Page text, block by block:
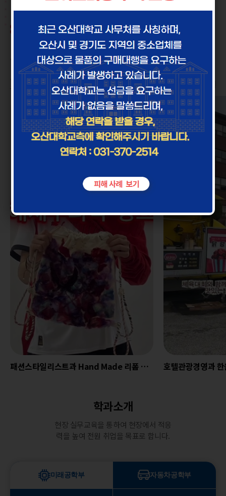
오산대학교Shorts
오산대학교의 재미있고 다양한
콘텐츠를 함께 즐겨보세요!
패션스타일리스트과 Hand Made 리폼 가방 제작 호텔관광경영과
학과소개
현장 실무교육을 통하여 현장에서 적응
력을 높여 전원 취업을 목표로 합니다.
미래공학부 자동차공학부